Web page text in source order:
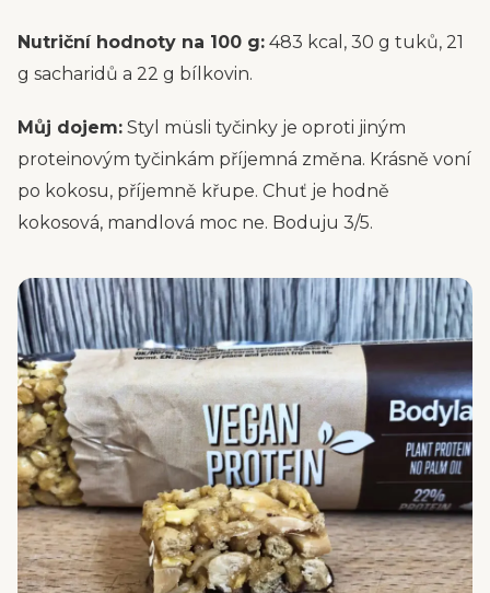
Nutriční hodnoty na 100 g: 483 kcal, 30 g tuků, 21
g sacharidů a 22 g bílkovin.
Můj dojem: Styl müsli tyčinky je oproti jiným
proteinovým tyčinkám příjemná změna. Krásně voní
po kokosu, příjemně křupe. Chuť je hodně
kokosová, mandlová moc ne. Boduju 3/5.